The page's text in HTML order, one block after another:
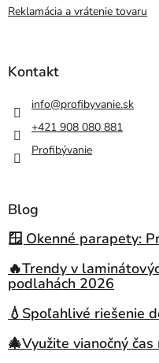
Reklamácia a vrátenie tovaru
Kontakt
info@profibyvanie.sk
+421 908 080 881
Profibývanie
Blog
🪟 Okenné parapety:
🔥Trendy v
podlahách 2026
💧Spoľahlivé riešenie
🎄Využite vianočný